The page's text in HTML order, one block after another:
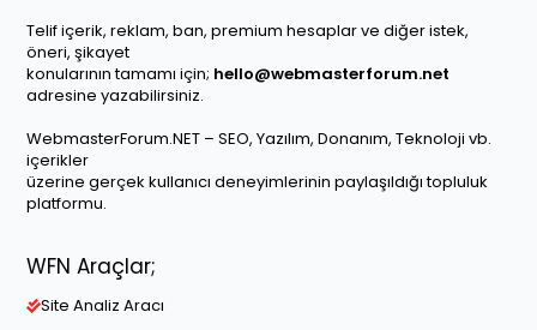
Telif içerik, reklam, ban, premium hesaplar ve diğer istek,
öneri, şikayet
konularının tamamı için; hello@webmasterforum.net
adresine yazabilirsiniz.
WebmasterForum.NET – SEO, Yazılım, Donanım, Teknoloji vb.
içerikler
üzerine gerçek kullanıcı deneyimlerinin paylaşıldığı topluluk
platformu.
WFN Araçlar;
Site Analiz Aracı